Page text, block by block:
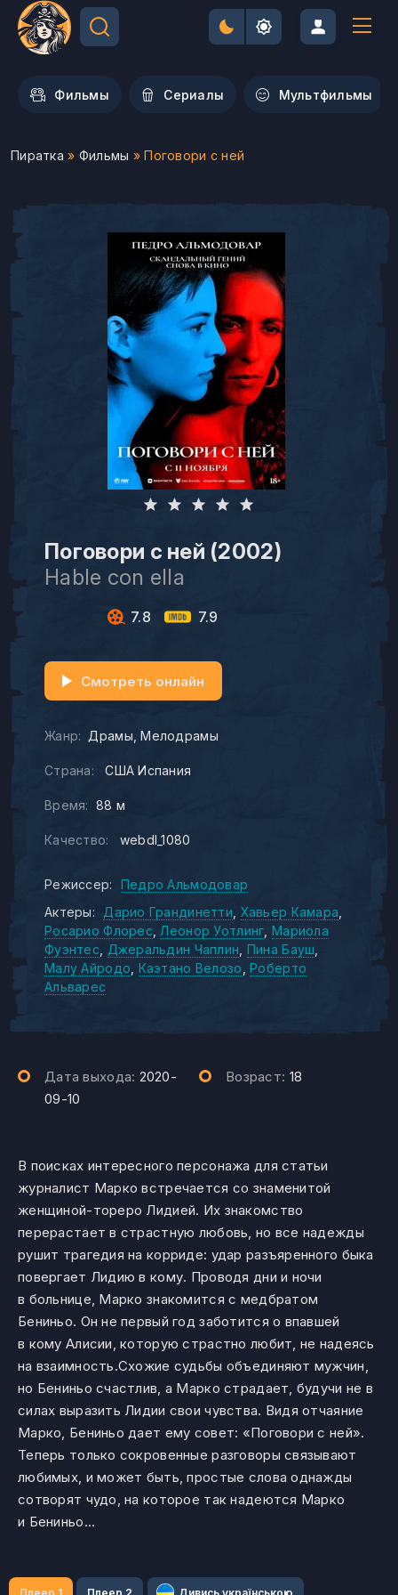
Фильмы Сериалы Мультфильмы
Пиратка » Фильмы » Поговори с ней
Поговори с ней (2002)
Hable con ella
7.8 7.9
Жанр: Драмы Мелодрамы
Страна: США Испания
Время: 88 м
Качество: webdl_1080
Смотреть онлайн
Режиссер:
Педро Альмодовар
Актеры:
Дарио Грандинетти Хавьер Камара
Росарио Флорес Леонор Уотлинг Мариола
Фуэнтес
Джеральдин Чаплин Пина Бауш
Малу Айродо Каэтано Велозо Роберто
Альварес
Дата выхода: 2020-
09-10
Возраст: 18
В поисках интересного персонажа для статьи
журналист Марко встречается со знаменитой
женщиной-тореро Лидией. Их знакомство
перерастает в страстную любовь, но все надежды
рушит трагедия на корриде: удар разъяренного быка
повергает Лидию в кому. Проводя дни и ночи
в больнице, Марко знакомится с медбратом
Бениньо. Он не первый год заботится о впавшей
в кому Алисии, которую страстно любит, не надеясь
на взаимность.Схожие судьбы объединяют мужчин,
но Бениньо счастлив, а Марко страдает, будучи не в
силах выразить Лидии свои чувства. Видя отчаяние
Марко, Бениньо дает ему совет: «Поговори с ней».
Теперь только сокровенные разговоры связывают
любимых, и может быть, простые слова однажды
сотворят чудо, на которое так надеются Марко
и Бениньо…
Плеер 1 Плеер 2 Дивись українською